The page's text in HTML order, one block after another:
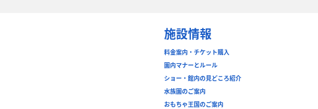
施設情報
料金案内・チケット購入
園内マナーとルール
ショー・館内の見どころ紹介
水族園のご案内
おもちゃ王国のご案内